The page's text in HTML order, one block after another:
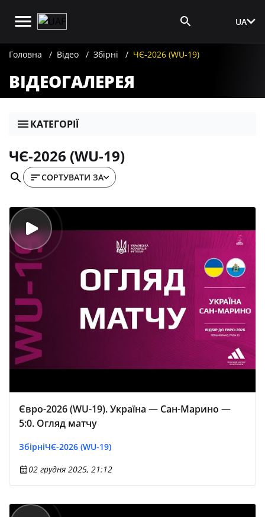
UA
Головна Відео Збірні ЧЄ-2026 (WU-19)
ВІДЕОГАЛЕРЕЯ
КАТЕГОРІЇ
ЧЄ-2026 (WU-19)
СОРТУВАТИ ЗА
Євро-2026 (WU-19). Україна — Сан-Марино —
5:0. Огляд матчу
ЗбірніЧЄ-2026 (WU-19)
02 грудня 2025, 21:12